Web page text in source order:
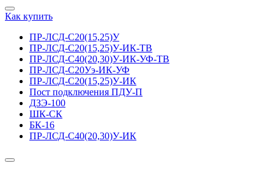
Как купить
ПР-ЛСД-С20(15,25)У
ПР-ЛСД-С20(15,25)У-ИК-ТВ
ПР-ЛСД-С40(20,30)У-ИК-УФ-ТВ
ПР-ЛСД-С20Уэ-ИК-УФ
ПР-ЛСД-С20(15,25)У-ИК
Пост подключения ПДУ-П
ДЗЭ-100
ШК-СК
БК-16
ПР-ЛСД-С40(20,30)У-ИК